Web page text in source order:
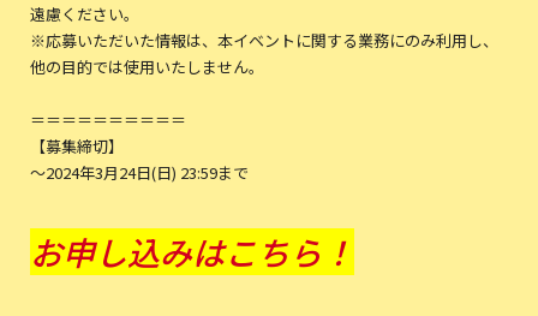
遠慮ください。
※応募いただいた情報は、本イベントに関する業務にのみ利用し、
他の目的では使用いたしません。
＝＝＝＝＝＝＝＝＝＝
【募集締切】
〜2024年3月24日(日) 23:59まで
お申し込みはこちら！